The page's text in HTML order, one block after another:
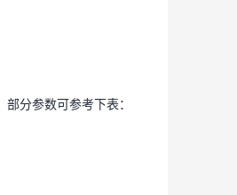
部分参数可参考下表：